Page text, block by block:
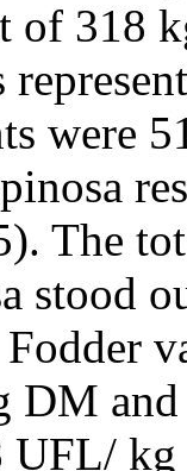
of 318
were
The
stood
DM
UFL/